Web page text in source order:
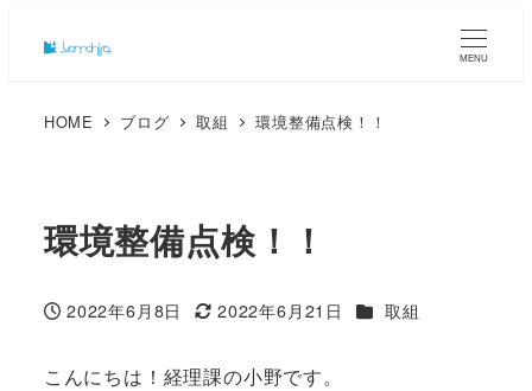
MENU
HOME ブログ 取組 環境整備点検！！
環境整備点検！！
投稿日
2022年6月8日
更新日
2022年6月21日 カテゴリー
取組
こんにちは！経理課の小野です。